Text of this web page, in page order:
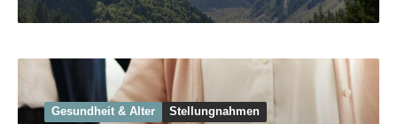
Gesundheit & Alter Stellungnahmen